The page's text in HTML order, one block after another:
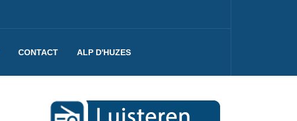
CONTACT ALP D'HUZES